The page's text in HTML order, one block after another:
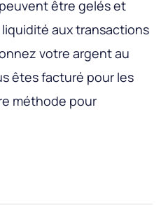
être gelés et
aux transactions
votre argent au
êtes facturé pour les
méthode pour